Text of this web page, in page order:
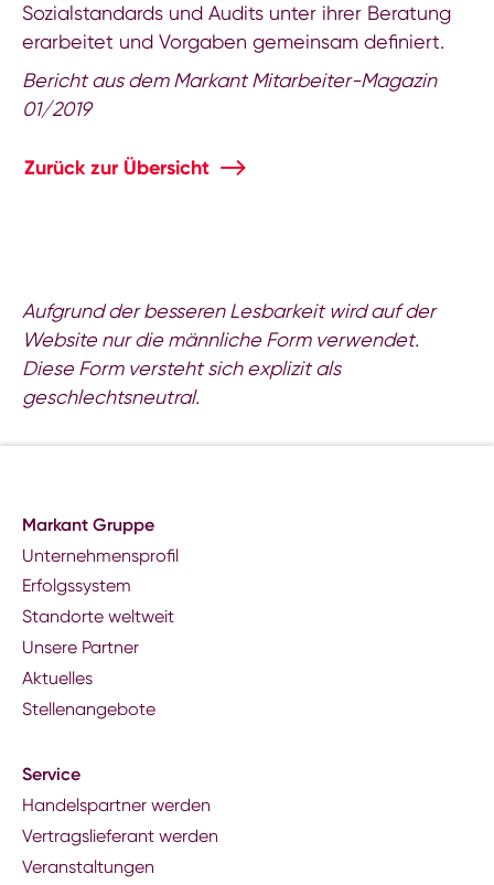
Sozialstandards und Audits unter ihrer Beratung
erarbeitet und Vorgaben gemeinsam definiert.
Bericht aus dem Markant Mitarbeiter-Magazin
01/2019
Zurück zur Übersicht
Aufgrund der besseren Lesbarkeit wird auf der
Website nur die männliche Form verwendet.
Diese Form versteht sich explizit als
geschlechtsneutral.
Markant Gruppe
Unternehmensprofil
Erfolgssystem
Standorte weltweit
Unsere Partner
Aktuelles
Stellenangebote
Service
Handelspartner werden
Vertragslieferant werden
Veranstaltungen